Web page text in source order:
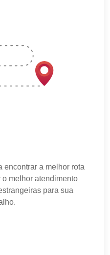
encontrar a melhor rota
melhor atendimento
para sua